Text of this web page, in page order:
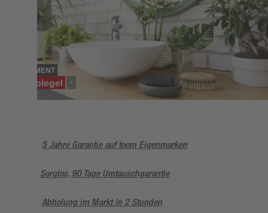
SORTIMENT
Badspiegel
5 Jahre Garantie auf toom Eigenmarken
Sorglos, 90 Tage Umtauschgarantie
Abholung im Markt in 2 Stunden